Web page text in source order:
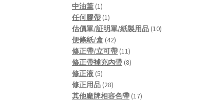
products
中油筆 11
product
任何膠帶 11
product
估價單/証明單/紙製用品 1010
便條紙/盒 4242
products
修正帶/立可帶 1111
products
修正帶補充內帶 88
修正液 55
products
修正用品 2828
products
其他廠牌相容色帶 1717